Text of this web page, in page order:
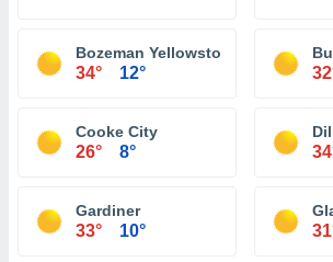
Bozeman Yellowstone
34° 12°
Cooke City
26° 8°
Gardiner
33° 10°